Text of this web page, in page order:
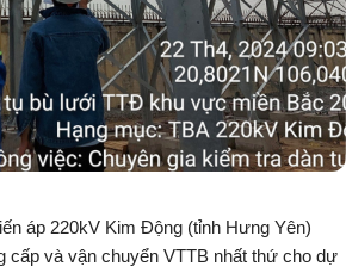
áp 220kV Kim Động (tỉnh Hưng Yên)
cấp và vận chuyển VTTB nhất thứ cho dự